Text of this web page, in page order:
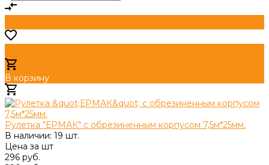
В корзину
Рулетка "ЕРМАК" с обрезиненным корпусом 7,5м*25мм.
В наличии: 19 шт.
Цена за шт
296 руб.